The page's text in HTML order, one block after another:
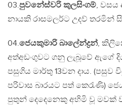
03.පුවනේස්වරි කුලසිංගම්, වසය
නායකි රාසමලර්ට උදව් තරමින්
04.ජෙයකුමාරි බාලේන්ද්‍රන්,
අත්අඩංගුවට ගනු ලැබූවේ ඇගේ
පසුගිය මාර්තු 13වන දාය.
පරිවාස බාරයට පත් කෙරැණි)
පුතුන් දෙදෙනෙකු අහිමි වූ මවක්